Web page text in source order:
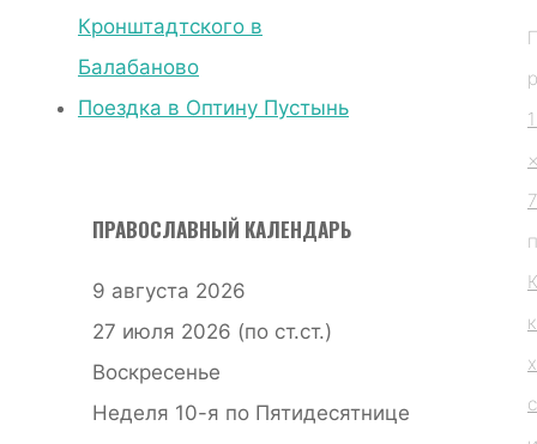
наш
храм
IMG-
20230806-
с
Кронштадтского в
Балабаново
Поездка в Оптину Пустынь
ПРАВОСЛАВНЫЙ КАЛЕНДАРЬ
9 августа 2026
27 июля 2026 (по ст.ст.)
Воскресенье
Неделя 10-я по Пятидесятнице